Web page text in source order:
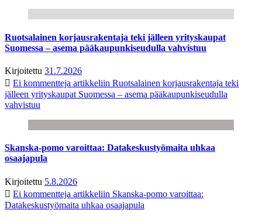
Ruotsalainen korjausrakentaja teki jälleen yrityskaupat
Suomessa – asema pääkaupunkiseudulla vahvistuu
Kirjoitettu 31.7.2026
Ei kommentteja artikkeliin Ruotsalainen korjausrakentaja teki
jälleen yrityskaupat Suomessa – asema pääkaupunkiseudulla
vahvistuu
Skanska-pomo varoittaa: Datakeskustyömaita uhkaa
osaajapula
Kirjoitettu 5.8.2026
Ei kommentteja artikkeliin Skanska-pomo varoittaa:
Datakeskustyömaita uhkaa osaajapula